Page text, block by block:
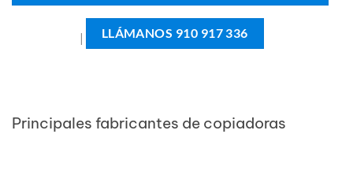
| LLÁMANOS 910 917 336
Principales fabricantes de copiadoras